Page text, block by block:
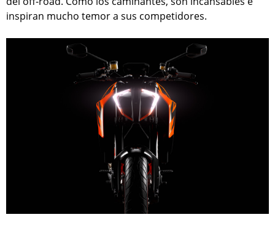
inspiran mucho temor a sus competidores.